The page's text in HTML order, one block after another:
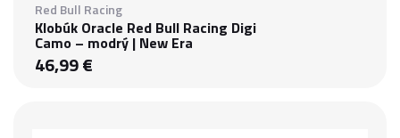
Red Bull Racing
Klobúk Oracle Red Bull Racing Digi
Camo – modrý | New Era
46,99 €